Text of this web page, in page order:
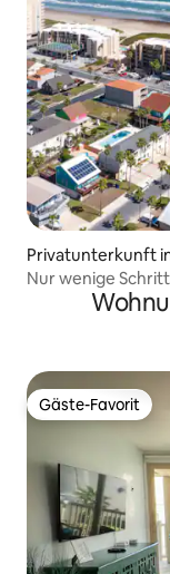
Privatunterkunft
Nur wenige
Gäste-Favorit
Gäste-Favorit